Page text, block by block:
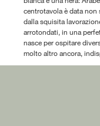
centrotavola è data
dalla squisita
arrotondati, in una
nasce per ospitare
molto altro ancora,